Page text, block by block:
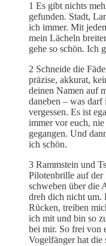
1 Es gibt nichts
gefunden. Stadt,
ich immer. Mit
mein Lächeln
gehe so schön. Ich
2 Schneide die
präzise, akkurat,
deinen Namen auf
daneben – was darf
vergessen. Es ist
immer vor euch,
gegangen. Und
ich schön.
3 Rammstein und
Pilotenbrille auf der
schweben über die
dreh dich nicht um.
Rücken, treiben
ich mit und bin so
bei mir. So frei von
Vogelfänger hat die